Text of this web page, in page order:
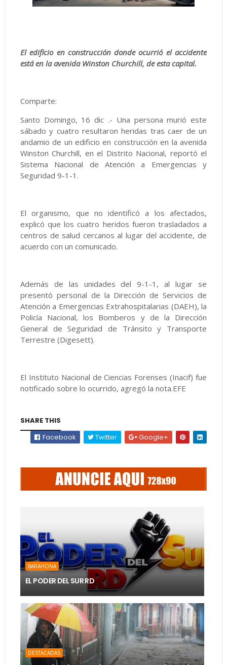
El edificio en construcción donde ocurrió el accidente
está en la avenida Winston Churchill, de esta capital.
Comparte:
Santo Domingo, 16 dic .- Una persona murió este
sábado y cuatro resultaron heridas tras caer de un
andamio de un edificio en construcción en la avenida
Winston Churchill, en el Distrito Nacional, reportó el
Sistema Nacional de Atención a Emergencias y
Seguridad 9-1-1.
El organismo, que no identificó a los afectados,
explicó que los cuatro heridos fueron trasladados a
centros de salud cercanos al lugar del accidente, de
acuerdo con un comunicado.
Además de las unidades del 9-1-1, al lugar se
presentó personal de la Dirección de Servicios de
Atención a Emergencias Extrahospitalarias (DAEH), la
Policía Nacional, los Bomberos y de la Dirección
General de Seguridad de Tránsito y Transporte
Terrestre (Digesett).
El Instituto Nacional de Ciencias Forenses (Inacif) fue
notificado sobre lo ocurrido, agregó la nota.EFE
SHARE THIS
Facebook
Twitter Google+
BARAHONA
EL PODER DEL SUR RD
DESTACADAS